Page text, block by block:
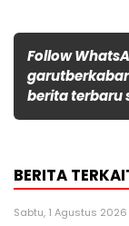
Follow
berita terbaru
BERITA
Sabtu, 1 Agustus 2026